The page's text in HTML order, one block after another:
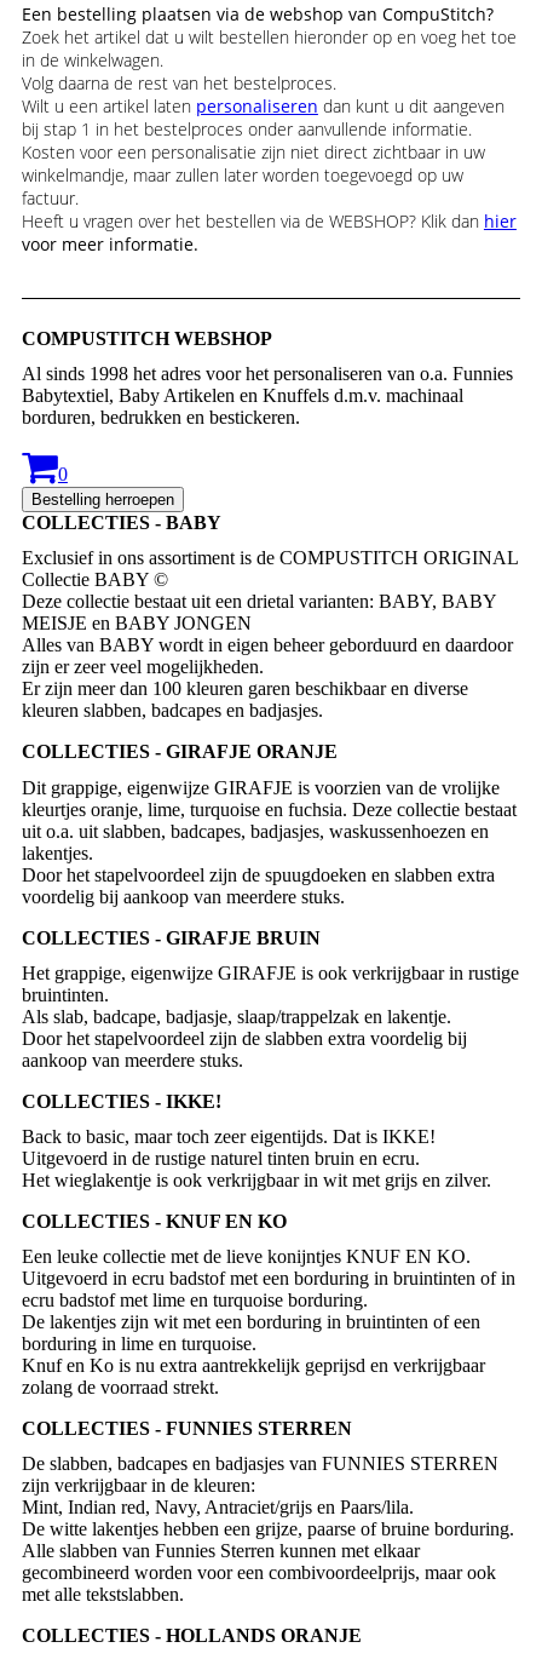
Een bestelling plaatsen via de webshop van CompuStitch?
Zoek het artikel dat u wilt bestellen hieronder op en voeg het toe
in de winkelwagen.
Volg daarna de rest van het bestelproces.
Wilt u een artikel laten personaliseren dan kunt u dit aangeven
bij stap 1 in het bestelproces onder aanvullende informatie.
Kosten voor een personalisatie zijn niet direct zichtbaar in uw
winkelmandje, maar zullen later worden toegevoegd op uw
factuur.
Heeft u vragen over het bestellen via de WEBSHOP? Klik dan hier
voor meer informatie.
COMPUSTITCH WEBSHOP
Al sinds 1998 het adres voor het personaliseren van o.a. Funnies
Babytextiel, Baby Artikelen en Knuffels d.m.v. machinaal
borduren, bedrukken en bestickeren.
0
Bestelling herroepen
COLLECTIES - BABY
Exclusief in ons assortiment is de COMPUSTITCH ORIGINAL
Collectie BABY ©
Deze collectie bestaat uit een drietal varianten: BABY, BABY
MEISJE en BABY JONGEN
Alles van BABY wordt in eigen beheer geborduurd en daardoor
zijn er zeer veel mogelijkheden.
Er zijn meer dan 100 kleuren garen beschikbaar en diverse
kleuren slabben, badcapes en badjasjes.
COLLECTIES - GIRAFJE ORANJE
Dit grappige, eigenwijze GIRAFJE is voorzien van de vrolijke
kleurtjes oranje, lime, turquoise en fuchsia. Deze collectie bestaat
uit o.a. uit slabben, badcapes, badjasjes, waskussenhoezen en
lakentjes.
Door het stapelvoordeel zijn de spuugdoeken en slabben extra
voordelig bij aankoop van meerdere stuks.
COLLECTIES - GIRAFJE BRUIN
Het grappige, eigenwijze GIRAFJE is ook verkrijgbaar in rustige
bruintinten.
Als slab, badcape, badjasje, slaap/trappelzak en lakentje.
Door het stapelvoordeel zijn de slabben extra voordelig bij
aankoop van meerdere stuks.
COLLECTIES - IKKE!
Back to basic, maar toch zeer eigentijds. Dat is IKKE!
Uitgevoerd in de rustige naturel tinten bruin en ecru.
Het wieglakentje is ook verkrijgbaar in wit met grijs en zilver.
COLLECTIES - KNUF EN KO
Een leuke collectie met de lieve konijntjes KNUF EN KO.
Uitgevoerd in ecru badstof met een borduring in bruintinten of in
ecru badstof met lime en turquoise borduring.
De lakentjes zijn wit met een borduring in bruintinten of een
borduring in lime en turquoise.
Knuf en Ko is nu extra aantrekkelijk geprijsd en verkrijgbaar
zolang de voorraad strekt.
COLLECTIES - FUNNIES STERREN
De slabben, badcapes en badjasjes van FUNNIES STERREN
zijn verkrijgbaar in de kleuren:
Mint, Indian red, Navy, Antraciet/grijs en Paars/lila.
De witte lakentjes hebben een grijze, paarse of bruine borduring.
Alle slabben van Funnies Sterren kunnen met elkaar
gecombineerd worden voor een combivoordeelprijs, maar ook
met alle tekstslabben.
COLLECTIES - HOLLANDS ORANJE